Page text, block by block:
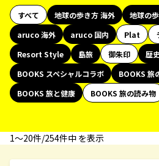
すべて 地球の歩き方 海外
地球の
aruco 海外
aruco 国内 Plat
Resort Style
島旅 御朱印 歴
BOOKS スペシャルコラボ
BOOKS 旅
BOOKS 旅と健康
BOOKS 旅の読み物
1〜20件/254件中 を表示